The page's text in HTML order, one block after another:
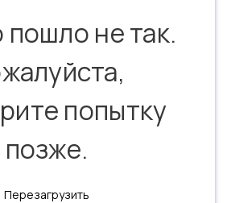
не так.
попытку
позже.
Перезагрузить